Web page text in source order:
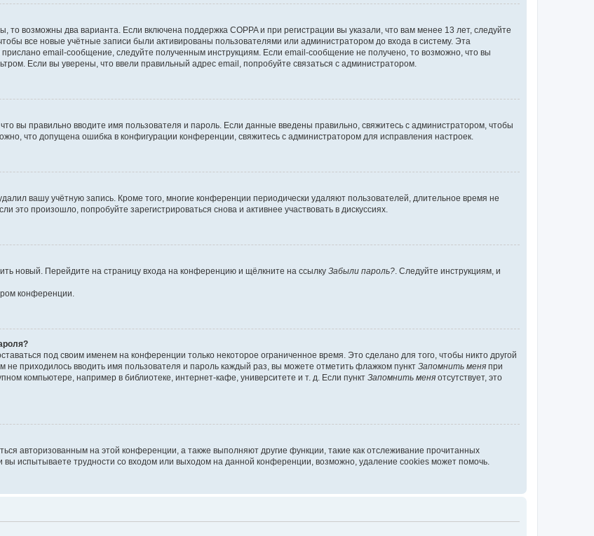
возможны два варианта. Если включена поддержка COPPA и при регистрации вы указали, что вам менее 13 лет, следуйте
все новые учётные записи были активированы пользователями или администратором до входа в систему. Эта
email-сообщение, следуйте полученным инструкциям. Если email-сообщение не получено, то возможно, что вы
Если вы уверены, что ввели правильный адрес email, попробуйте связаться с администратором.
вы правильно вводите имя пользователя и пароль. Если данные введены правильно, свяжитесь с администратором, чтобы
что допущена ошибка в конфигурации конференции, свяжитесь с администратором для исправления настроек.
вашу учётную запись. Кроме того, многие конференции периодически удаляют пользователей, длительное время не
произошло, попробуйте зарегистрироваться снова и активнее участвовать в дискуссиях.
новый. Перейдите на страницу входа на конференцию и щёлкните на ссылку Забыли пароль?. Следуйте инструкциям, и
конференции.
под своим именем на конференции только некоторое ограниченное время. Это сделано для того, чтобы никто другой
не приходилось вводить имя пользователя и пароль каждый раз, вы можете отметить флажком пункт Запомнить меня при
компьютере, например в библиотеке, интернет-кафе, университете и т. д. Если пункт Запомнить меня отсутствует, это
авторизованным на этой конференции, а также выполняют другие функции, такие как отслеживание прочитанных
испытываете трудности со входом или выходом на данной конференции, возможно, удаление cookies может помочь.